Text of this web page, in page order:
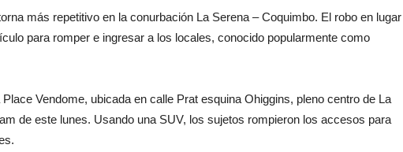
más repetitivo en la conurbación La Serena – Coquimbo. El robo en lugar
para romper e ingresar a los locales, conocido popularmente como
Vendome, ubicada en calle Prat esquina Ohiggins, pleno centro de La
de este lunes. Usando una SUV, los sujetos rompieron los accesos para